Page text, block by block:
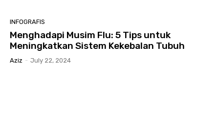
INFOGRAFIS
Menghadapi Musim Flu: 5 Tips untuk
Meningkatkan Sistem Kekebalan Tubuh
Aziz - July 22, 2024